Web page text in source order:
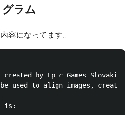
ラム
容になってます。
created by Epic Games
used to align images, create
is: